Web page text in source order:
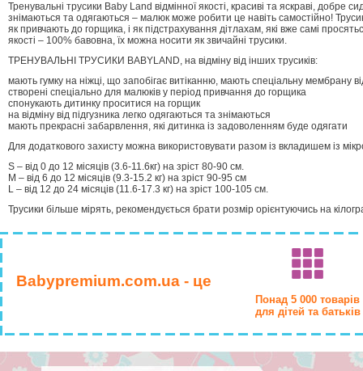
Тренувальні трусики Baby Land відмінної якості, красиві та яскраві, добре
знімаються та одягаються – малюк може робити це навіть самостійно!
як привчають до горщика, і як підстрахування дітлахам, які вже самі
якості – 100% бавовна, їх можна носити як звичайні трусики.
ТРЕНУВАЛЬНІ ТРУСИКИ BABYLAND, на відміну від інших трусиків:
мають гумку на ніжці, що запобігає витіканню, мають спеціальну мембрану
створені спеціально для малюків у період привчання до горщика
спонукають дитинку проситися на горщик
на відміну від підгузника легко одягаються та знімаються
мають прекрасні забарвлення, які дитинка із задоволенням буде одягати
Для додаткового захисту можна використовувати разом із вкладишем із
S – від 0 до 12 місяців (3.6-11.6кг) на зріст 80-90 см.
M – від 6 до 12 місяців (9.3-15.2 кг) на зріст 90-95 см
L – від 12 до 24 місяців (11.6-17.3 кг) на зріст 100-105 см.
Трусики більше мірять, рекомендується брати розмір орієнтуючись на
Babypremium.com.ua - це
Понад 5 000 товарів
для дітей та батьків